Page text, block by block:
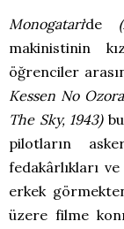
Monogatari‘de
makinistinin
öğrenciler
Kessen No
The Sky, 1943)bu
pilotların
fedakârlıkları
erkek
üzere filme